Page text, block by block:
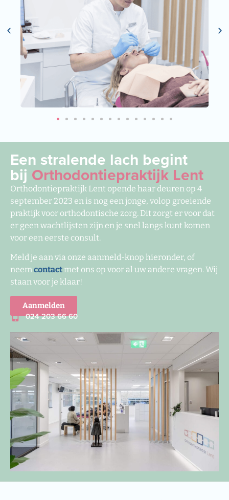
Een stralende lach begint
bij Orthodontiepraktijk Lent
Orthodontiepraktijk Lent opende haar deuren op 4
september 2023 en is nog een jonge, volop groeiende
praktijk voor orthodontische zorg. Dit zorgt er voor dat
er geen wachtlijsten zijn en je snel langs kunt komen
voor een eerste consult.
Meld je aan via onze aanmeld-knop hieronder, of
neemcontact met ons op voor al uw andere vragen. Wij
staan voor je klaar!
Aanmelden
024 203 66 60